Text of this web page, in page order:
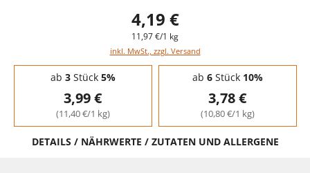
4,19 €
11,97 €/1 kg
inkl. MwSt., zzgl. Versand
Staffelpreise - Mengenrabatt
ab 3Stück 5%
3,99 €
(11,40 €/1 kg)
ab 6Stück 10%
3,78 €
(10,80 €/1 kg)
DETAILS / NÄHRWERTE / ZUTATEN UND ALLERGENE